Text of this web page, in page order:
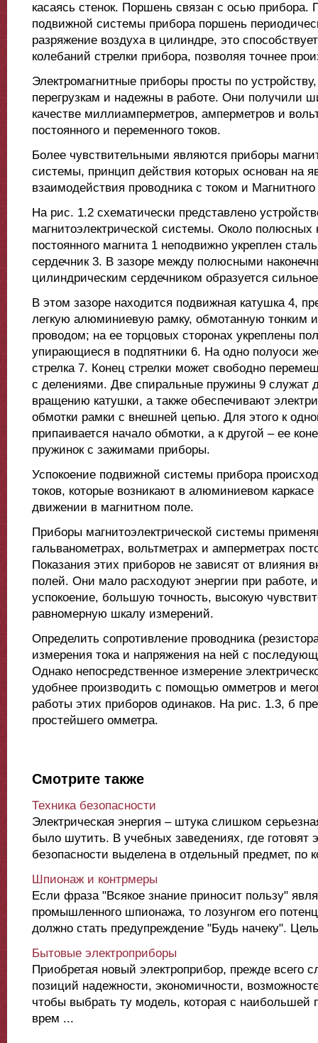
касаясь стенок. Поршень связан с осью прибора.
подвижной системы прибора поршень
разряжение воздуха в цилиндре, это
колебаний стрелки прибора, позволяя точнее
Электромагнитные приборы просты по
перегрузкам и надежны в работе. Они получили
качестве миллиамперметров, амперметров и
постоянного и переменного токов.
Более чувствительными являются приборы
системы, принцип действия которых основан на
взаимодействия проводника с током и
На рис. 1.2 схематически представлено
магнитоэлектрической системы. Около полюсных
постоянного магнита 1 неподвижно укреплен
сердечник 3. В зазоре между полюсными
цилиндрическим сердечником образуется
В этом зазоре находится подвижная катушка 4,
легкую алюминиевую рамку, обмотанную тонким
проводом; на ее торцовых сторонах укреплены
упирающиеся в подпятники 6. На одно полуоси
стрелка 7. Конец стрелки может свободно
с делениями. Две спиральные пружины 9 служат
вращению катушки, а также обеспечивают
обмотки рамки с внешней цепью. Для этого к
припаивается начало обмотки, а к другой – ее
пружинок с зажимами приборы.
Успокоение подвижной системы прибора
токов, которые возникают в алюминиевом
движении в магнитном поле.
Приборы магнитоэлектрической системы
гальванометрах, вольтметрах и амперметрах
Показания этих приборов не зависят от влияния
полей. Они мало расходуют энергии при работе,
успокоение, большую точность, высокую
равномерную шкалу измерений.
Определить сопротивление проводника
измерения тока и напряжения на ней с
Однако непосредственное измерение
удобнее производить с помощью омметров и
работы этих приборов одинаков. На рис. 1.3, б
простейшего омметра.
Смотрите также
Техника безопасности
Электрическая энергия – штука слишком
было шутить. В учебных заведениях, где готовят
безопасности выделена в отдельный предмет, по
Шпионаж и контрмеры
Если фраза "Всякое знание приносит пользу"
промышленного шпионажа, то лозунгом его
должно стать предупреждение "Будь начеку".
Бытовые электроприборы
Приобретая новый электроприбор, прежде всего
позиций надежности, экономичности,
чтобы выбрать ту модель, которая с наибольшей
врем ...